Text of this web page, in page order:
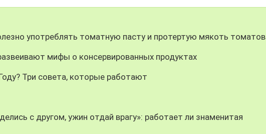
употреблять томатную пасту и протертую мякоть томатов
мифы о консервированных продуктах
Три совета, которые работают
с другом, ужин отдай врагу»: работает ли знаменитая